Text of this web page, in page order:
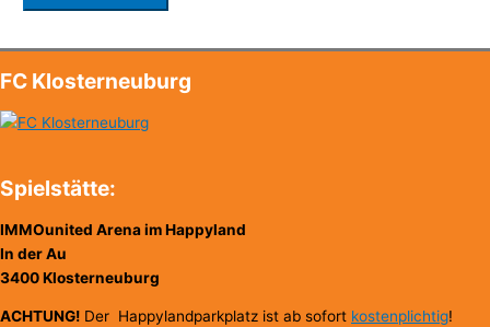
FC Klosterneuburg
Spielstätte:
IMMOunited Arena im Happyland
In der Au
3400 Klosterneuburg
ACHTUNG! Der Happylandparkplatz ist ab sofort kostenplichtig!